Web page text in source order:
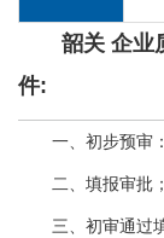
韶关 企业
件:
一、初步预审
二、填报审批；
三、初审通过